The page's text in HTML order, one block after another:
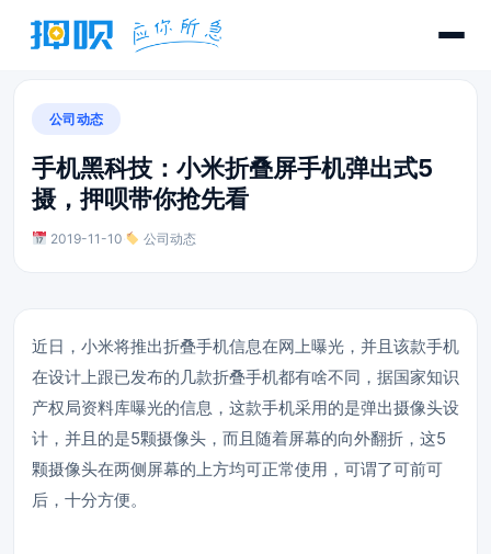
公司动态
手机黑科技：小米折叠屏手机弹出式5
摄，押呗带你抢先看
2019-11-10 公司动态
近日，小米将推出折叠手机信息在网上曝光，并且该款手机
在设计上跟已发布的几款折叠手机都有啥不同，据国家知识
产权局资料库曝光的信息，这款手机采用的是弹出摄像头设
计，并且的是5颗摄像头，而且随着屏幕的向外翻折，这5
颗摄像头在两侧屏幕的上方均可正常使用，可谓了可前可
后，十分方便。